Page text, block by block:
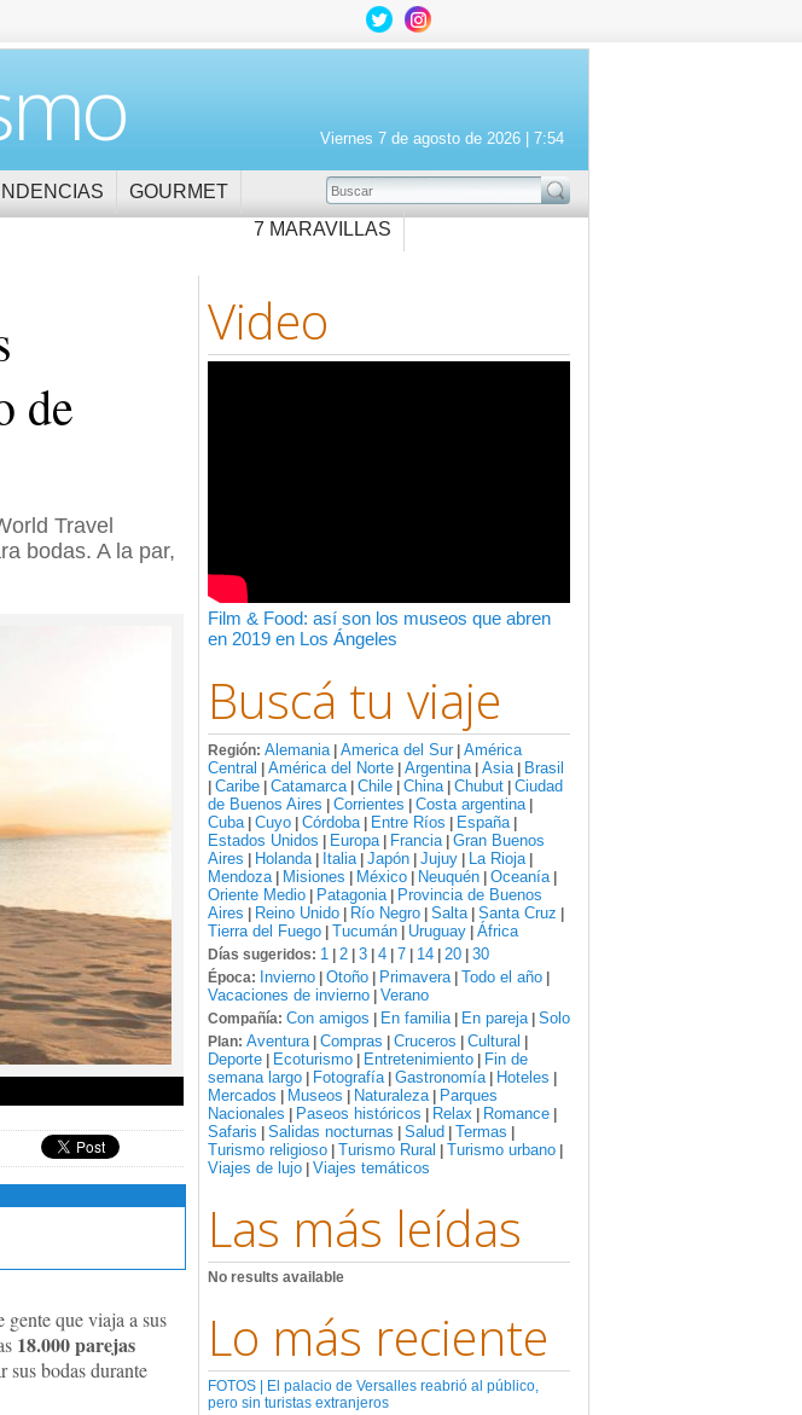
Viernes 7 de agosto de 2026 | 7:54
BUSCAR
GOURMET
7 MARAVILLAS
Video
Film & Food: así son los museos que abren
en 2019 en Los Ángeles
Buscá tu viaje
Región: Alemania| America del Sur| América
Central
América del Norte Argentina| Asia| Brasil
Caribe Catamarca| Chile China| Chubut Ciudad
de Buenos Aires
Corrientes Costa argentina|
Cuba| Cuyo Córdoba| Entre Ríos España|
Estados Unidos Europa| Francia| Gran Buenos
Aires
Holanda| Italia| Japón Jujuy La Rioja|
Mendoza| Misiones México Neuquén Oceanía|
Oriente Medio Patagonia|
Provincia de Buenos
Aires
Reino Unido Río Negro Salta| Santa Cruz
Tierra del Fuego Tucumán Uruguay África
Días sugeridos: 1 2 3 4 7 14 20 30
Época: Invierno Otoño Primavera| Todo el año
Vacaciones de invierno Verano
Compañía: Con amigos En familia| En pareja| Solo
Plan: Aventura| Compras Cruceros Cultural
Deporte Ecoturismo Entretenimiento
Fin de
semana largo
Fotografía| Gastronomía| Hoteles
Mercados Museos Naturaleza|
Parques
Nacionales
Paseos históricos Relax Romance
Safaris Salidas nocturnas Salud Termas
Turismo religioso Turismo Rural Turismo urbano
Viajes de lujo Viajes temáticos
Las más leídas
No results available
Lo más reciente
FOTOS | El palacio de Versalles reabrió al público,
pero sin turistas extranjeros
de
Travel
bodas. A la par,
que viaja a sus
18.000 parejas
sus bodas durante